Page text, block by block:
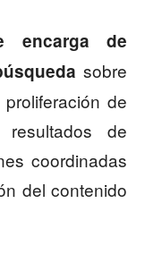
encarga de
sobre
de
de
coordinadas
del contenido